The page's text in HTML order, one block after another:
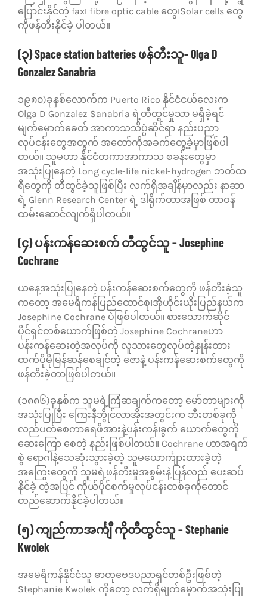
ပြောင်းနိုင်တဲ့ fax၊ fibre optic cable တွေ၊Solar cells တွေ
ကိုဖန်တီးနိုင်ခဲ့ ပါတယ်။
(၃) Space station batteries ဖန်တီးသူ- Olga D
Gonzalez Sanabria
၁၉၈၀)ခုနှစ်လောက်က Puerto Rico နိုင်ငံငယ်လေးက
Olga D Gonzalez Sanabria ရဲ့တီထွင်မှုသာ မရှိခဲ့ရင်
မျက်မှောက်ခေတ် အာကာသသိပ္ပံဆိုင်ရာ နည်းပညာ
လုပ်ငန်းတွေအတွက် အတော်ကိုအခက်တွေ့ခဲ့မှာဖြစ်ပါ
တယ်။ သူမဟာ နိုင်ငံတကာအာကာသ စခန်းတွေမှာ
အသုံးပြုနေတဲ့ Long cycle-life nickel-hydrogen ဘတ်ထ
ရီတွေကို တီထွင်ခဲ့သူဖြစ်ပြီး လက်ရှိအချိန်မှာလည်း နာဆာ
ရဲ့ Glenn Research Center ရဲ့ ဒါရိုက်တာအဖြစ် တာဝန်
ထမ်းဆောင်လျက်ရှိပါတယ်။
(၄) ပန်းကန်ဆေးစက် တီထွင်သူ – Josephine
Cochrane
ယနေ့အသုံးပြုနေတဲ့ ပန်းကန်ဆေးစက်တွေကို ဖန်တီးခဲ့သူ
ကတော့ အမေရိကန်ပြည်ထောင်စု၊အိုဟိုင်းယိုးပြည်နယ်က
Josephine Cochrane ပဲဖြစ်ပါတယ်။ စားသောက်ဆိုင်
ပိုင်ရှင်တစ်ယောက်ဖြစ်တဲ့ Josephine Cochraneဟာ
ပန်းကန်ဆေးတဲ့အလုပ်ကို လူသားတွေလုပ်တဲ့နှုန်းထား
ထက်ပိုမိုမြန်ဆန်စေချင်တဲ့ ဇောနဲ့ ပန်းကန်ဆေးစက်တွေကို
ဖန်တီးခဲ့တာဖြစ်ပါတယ်။
(၁၈၈၆)ခုနှစ်က သူမရဲ့ကြံဆချက်ကတော့ မော်တာများကို
အသုံးပြုပြီး ကြေးနီဘွိုင်လာအိုးအတွင်းက ဘီးတစ်ခုကို
လည်ပတ်စေကာရေဖိအားနဲ့ပန်းကန်၊ခွက် ယောက်တွေကို
ဆေးကြော စေတဲ့ နည်းဖြစ်ပါတယ်။ Cochrane ဟာအရက်
စွဲ ရောဂါနဲ့သေဆုံးသွားခဲ့တဲ့ သူမယောင်္ကျားထားခဲ့တဲ့
အကြွေးတွေကို သူမရဲ့ဖန်တီးမှုအစွမ်းနဲ့ပြန်လည် ပေးဆပ်
နိုင်ခဲ့ တဲ့အပြင် ကိုယ်ပိုင်စက်မှုလုပ်ငန်းတစ်ခုကိုတောင်
တည်ဆောက်နိုင်ခဲ့ပါတယ်။
(၅) ကျည်ကာအင်္ကျီ ကိုတီထွင်သူ – Stephanie
Kwolek
အမေရိကန်နိုင်ငံသူ ဓာတုဗေဒပညာရှင်တစ်ဦးဖြစ်တဲ့
Stephanie Kwolek ကိုတော့ လက်ရှိမျက်မှောက်အသုံးပြု